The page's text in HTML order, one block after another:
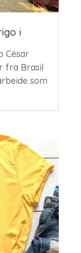
i
César
fra Brasil
som